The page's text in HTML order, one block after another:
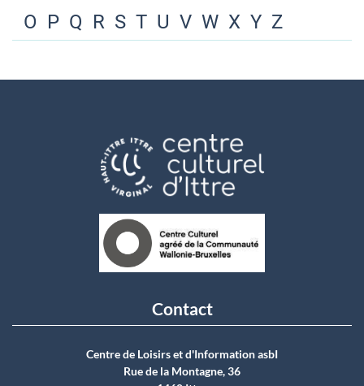
O P Q R S T U V W X Y Z
Contact
Centre de Loisirs et d'Information asbI
Rue de la Montagne, 36